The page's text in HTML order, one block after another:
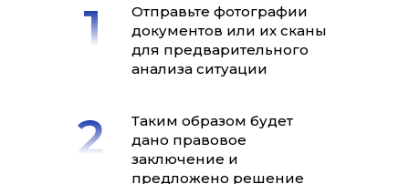
Отправьте фотографии
документов или их сканы
для предварительного
анализа ситуации
Таким образом будет
дано правовое
заключение и
предложено решение